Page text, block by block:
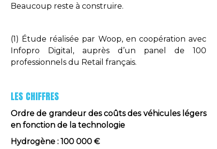
Beaucoup reste à construire.
(1) Étude réalisée par Woop, en coopération avec
Infopro Digital, auprès d’un panel de 100
professionnels du Retail français.
LES CHIFFRES
Ordre de grandeur des coûts des véhicules légers
en fonction de la technologie
Hydrogène : 100 000 €